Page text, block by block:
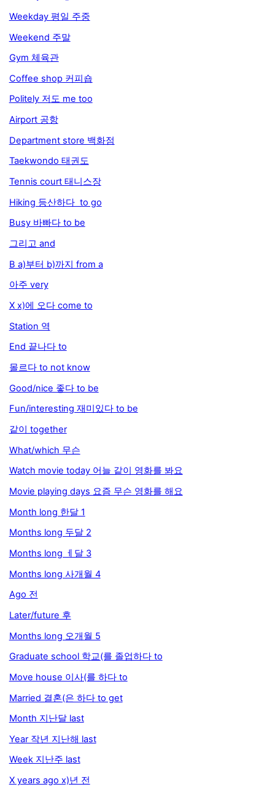
Weekday 평일 주중
Weekend 주말
Gym 체육관
Coffee shop 커피숍
Politely 저도 me too
Airport 공항
Department store 백화점
Taekwondo 태권도
Tennis court 태니스장
Hiking 등산하다 to go
Busy 바빠다 to be
그리고 and
B a)부터 b)까지 from a
아주 very
X x)에 오다 come to
Station 역
End 끝나다 to
몰르다 to not know
Good/nice 좋다 to be
Fun/interesting 재미있다 to be
같이 together
What/which 무슨
Watch movie today 어늘 같이 영화를 봐요
Movie playing days 요즘 무슨 영화를 해요
Month long 한달 1
Months long 두달 2
Months long ㅔ달 3
Months long 사개월 4
Ago 전
Later/future 후
Months long 오개월 5
Graduate school 학교(를 졸업하다 to
Move house 이사(를 하다 to
Married 결혼(은 하다 to get
Month 지난달 last
Year 작년 지난해 last
Week 지난주 last
X years ago x)년 전